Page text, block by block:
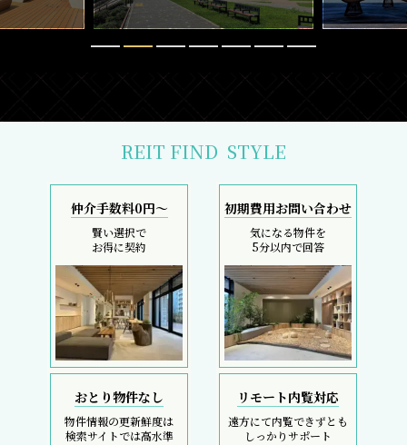
REIT FIND STYLE
仲介手数料0円～
賢い選択で
お得に契約
初期費用お問い合わせ
気になる物件を
5分以内で回答
おとり物件なし
物件情報の更新鮮度は
検索サイトでは高水準
リモート内覧対応
遠方にて内覧できずとも
しっかりサポート